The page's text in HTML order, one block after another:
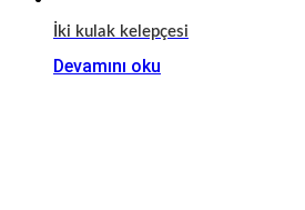
İki kulak kelepçesi
Devamını oku